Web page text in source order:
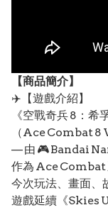
【商品簡介】
✈️【遊戲介紹】
《空戰奇兵 8：希
（Ace Combat 8
— 由 🎮 Bandai
作為 Ace Combat
今次玩法、畫面、
遊戲延續《Skies